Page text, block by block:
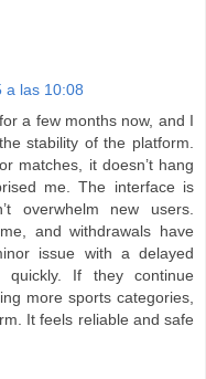
a las 10:08
for a few months now, and I
stability of the platform.
matches, it doesn’t hang
me. The interface is
overwhelm new users.
and withdrawals have
issue with a delayed
If they continue
more sports categories,
It feels reliable and safe